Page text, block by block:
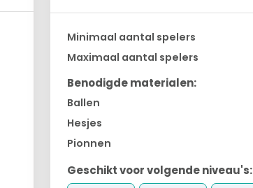
Minimaal aantal spelers
Maximaal aantal spelers
Benodigde materialen:
Ballen
Hesjes
Pionnen
Geschikt voor volgende niveau's: